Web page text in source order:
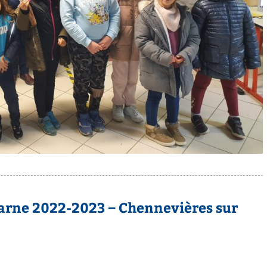
2022-2023 – Chennevières sur